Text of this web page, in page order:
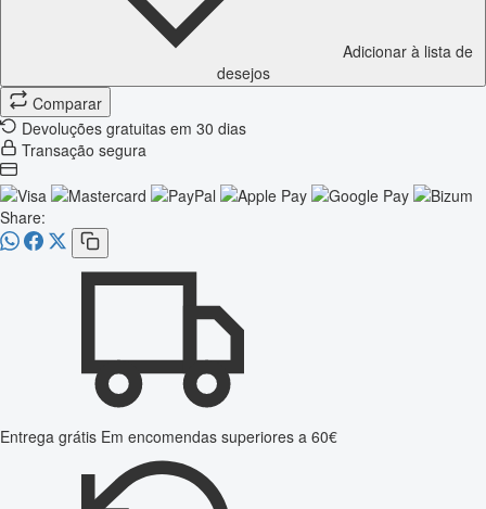
Adicionar à lista de
desejos
Comparar
Devoluções gratuitas em 30 dias
Transação segura
Share:
Entrega grátis Em encomendas superiores a 60€